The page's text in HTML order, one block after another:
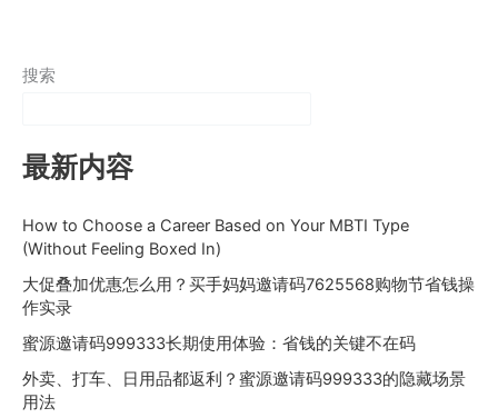
搜索
最新内容
How to Choose a Career Based on Your MBTI Type
(Without Feeling Boxed In)
大促叠加优惠怎么用？买手妈妈邀请码7625568购物节省钱操
作实录
蜜源邀请码999333长期使用体验：省钱的关键不在码
外卖、打车、日用品都返利？蜜源邀请码999333的隐藏场景
用法